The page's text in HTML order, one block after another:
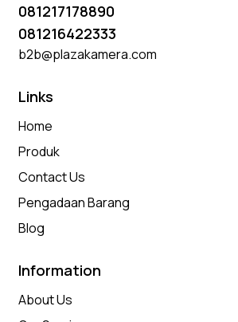
081217178890
081216422333
b2b@plazakamera.com
Links
Home
Produk
Contact Us
Pengadaan Barang
Blog
Information
About Us